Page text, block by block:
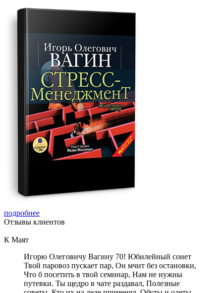
подробнее
Отзывы клиентов
К Маят
Игорю Олеговичу Вагину 70! Юбилейный сонет
Твой паровоз пускает пар, Он мчит без остановки,
Что б посетить в твой семинар, Нам не нужны
путевки. Ты щедро в чате раздавал, Полезные